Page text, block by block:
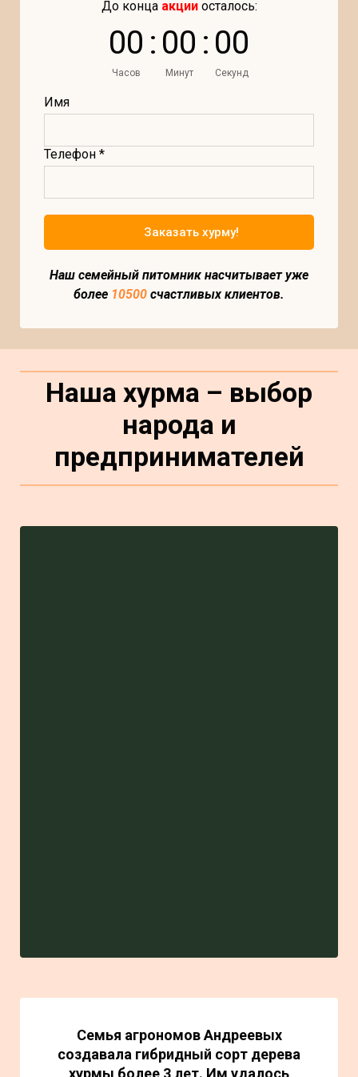
До конца акцииосталось:
00
Часов
: 00
Минут
: 00
Секунд
Имя
Телефон *
Заказать хурму!
Наш семейный питомник насчитывает уже
более 10500 счастливых клиентов.
Наша хурма – выбор
народа и
предпринимателей
Семья агрономов Андреевых
создавала гибридный сорт дерева
хурмы более 3 лет. Им удалось